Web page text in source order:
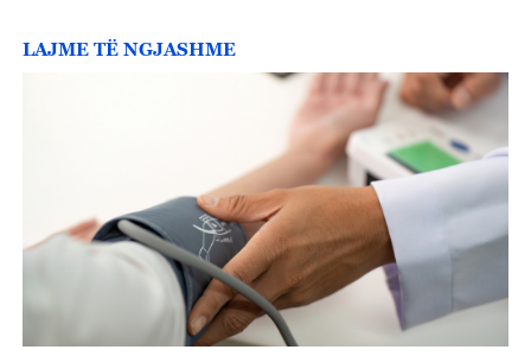
LAJME TË NGJASHME